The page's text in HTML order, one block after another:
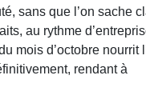
sans que l’on sache
au rythme
mois d’octobre nourrit
rendant à